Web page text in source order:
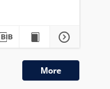
More